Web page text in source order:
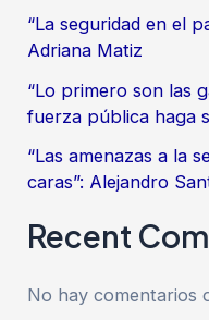
“La seguridad en el
Adriana Matiz
“Lo primero son las
fuerza pública haga
“Las amenazas a la
caras”: Alejandro
Recent
No hay comentarios